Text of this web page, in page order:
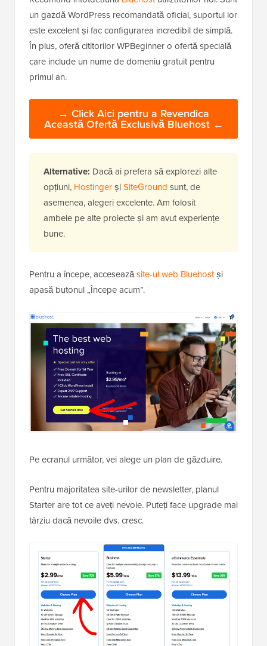
un gazdă WordPress recomandată oficial, suportul lor
este excelent și fac configurarea incredibil de simplă.
În plus, oferă cititorilor WPBeginner o ofertă specială
care include un nume de domeniu gratuit pentru
primul an.
→ Click Aici pentru a Revendica
Această Ofertă Exclusivă Bluehost ←
Alternative: Dacă ai prefera să explorezi alte
opțiuni, HostingerșiSiteGround sunt, de
asemenea, alegeri excelente. Am folosit
ambele pe alte proiecte și am avut experiențe
bune.
Pentru a începe, acceseazăsite-ul web Bluehostși
apasă butonul „Începe acum”.
Pe ecranul următor, vei alege un plan de găzduire.
Pentru majoritatea site-urilor de newsletter, planul
Starter are tot ce aveți nevoie. Puteți face upgrade mai
târziu dacă nevoile dvs. cresc.